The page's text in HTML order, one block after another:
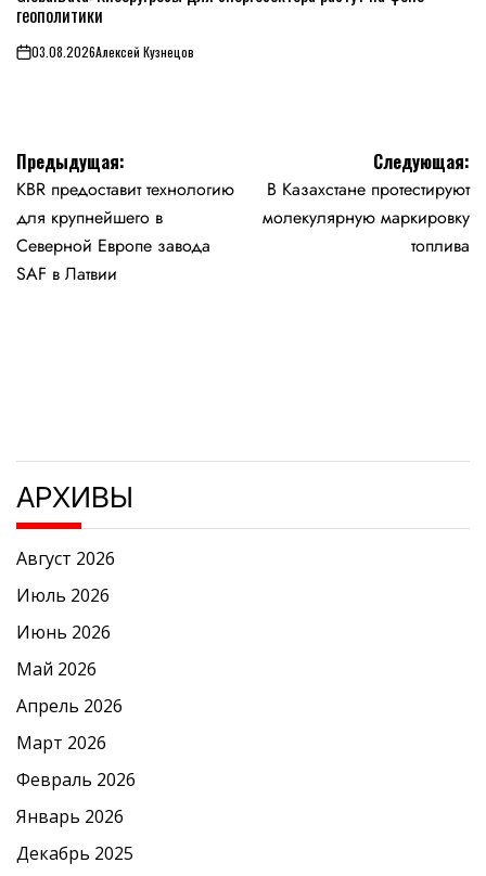
геополитики
on03.08.2026Алексей Кузнецов
Навигация
по
записям
Предыдущая:
KBR предоставит технологию
для крупнейшего в
Северной Европе завода
SAF в Латвии
Следующая:
В Казахстане протестируют
молекулярную маркировку
топлива
АРХИВЫ
Август 2026
Июль 2026
Июнь 2026
Май 2026
Апрель 2026
Март 2026
Февраль 2026
Январь 2026
Декабрь 2025